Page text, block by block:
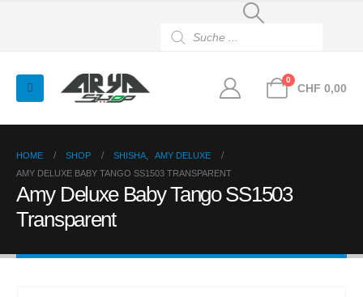
search
0
CHF 0,00
HOME SHOP SHISHA
AMY DELUXE
AMY DELUXE BABY TANGO SS1503 TRANSPARENT
Amy Deluxe Baby Tango SS1503
Transparent